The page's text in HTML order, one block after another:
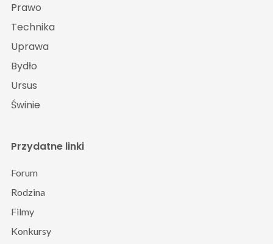
Prawo
Technika
Uprawa
Bydło
Ursus
Świnie
Przydatne linki
Forum
Rodzina
Filmy
Konkursy